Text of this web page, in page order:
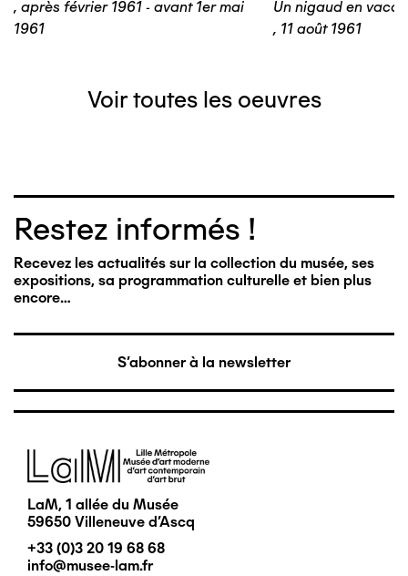
, après février 1961 - avant 1er mai
1961
Un nigaud en
, 11 août 1961
Voir toutes les oeuvres
Restez informés !
Recevez les actualités sur la collection du musée, ses
expositions, sa programmation culturelle et bien plus
encore…
S'abonner à la newsletter
Image
LaM, 1 allée du Musée
59650 Villeneuve d'Ascq
+33 (0)3 20 19 68 68
info@musee-lam.fr